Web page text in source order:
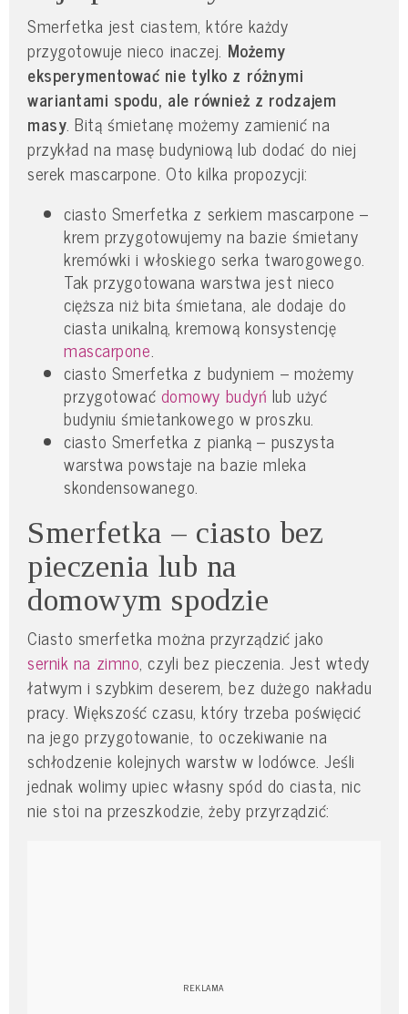
Smerfetka jest ciastem, które każdy
przygotowuje nieco inaczej. Możemy
eksperymentować nie tylko z różnymi
wariantami spodu, ale również z rodzajem
masy. Bitą śmietanę możemy zamienić na
przykład na masę budyniową lub dodać do niej
serek mascarpone. Oto kilka propozycji:
ciasto Smerfetka z serkiem mascarpone –
krem przygotowujemy na bazie śmietany
kremówki i włoskiego serka twarogowego.
Tak przygotowana warstwa jest nieco
cięższa niż bita śmietana, ale dodaje do
ciasta unikalną, kremową konsystencję
mascarpone.
ciasto Smerfetka z budyniem – możemy
przygotować domowy budyń lub użyć
budyniu śmietankowego w proszku.
ciasto Smerfetka z pianką – puszysta
warstwa powstaje na bazie mleka
skondensowanego.
Smerfetka – ciasto bez
pieczenia lub na
domowym spodzie
Ciasto smerfetka można przyrządzić jako
sernik na zimno, czyli bez pieczenia. Jest wtedy
łatwym i szybkim deserem, bez dużego nakładu
pracy. Większość czasu, który trzeba poświęcić
na jego przygotowanie, to oczekiwanie na
schłodzenie kolejnych warstw w lodówce. Jeśli
jednak wolimy upiec własny spód do ciasta, nic
nie stoi na przeszkodzie, żeby przyrządzić: